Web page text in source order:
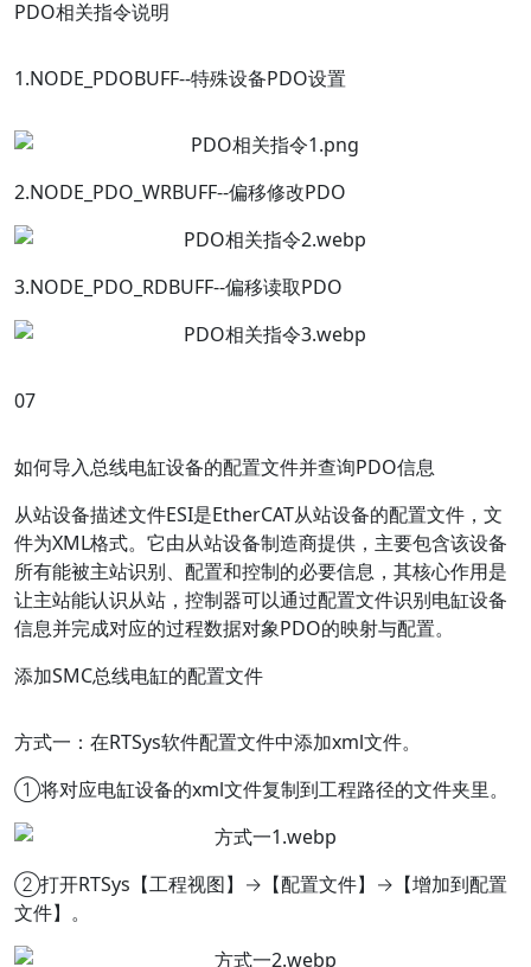
PDO相关指令说明
1.NODE_PDOBUFF--特殊设备PDO设置
2.NODE_PDO_WRBUFF--偏移修改PDO
3.NODE_PDO_RDBUFF--偏移读取PDO
07
如何导入总线电缸设备的配置文件并查询PDO信息
从站设备描述文件ESI是EtherCAT从站设备的配置文件，文
件为XML格式。它由从站设备制造商提供，主要包含该设备
所有能被主站识别、配置和控制的必要信息，其核心作用是
让主站能认识从站，控制器可以通过配置文件识别电缸设备
信息并完成对应的过程数据对象PDO的映射与配置。
添加SMC总线电缸的配置文件
方式一：在RTSys软件配置文件中添加xml文件。
①将对应电缸设备的xml文件复制到工程路径的文件夹里。
②打开RTSys【工程视图】→【配置文件】→【增加到配置
文件】。